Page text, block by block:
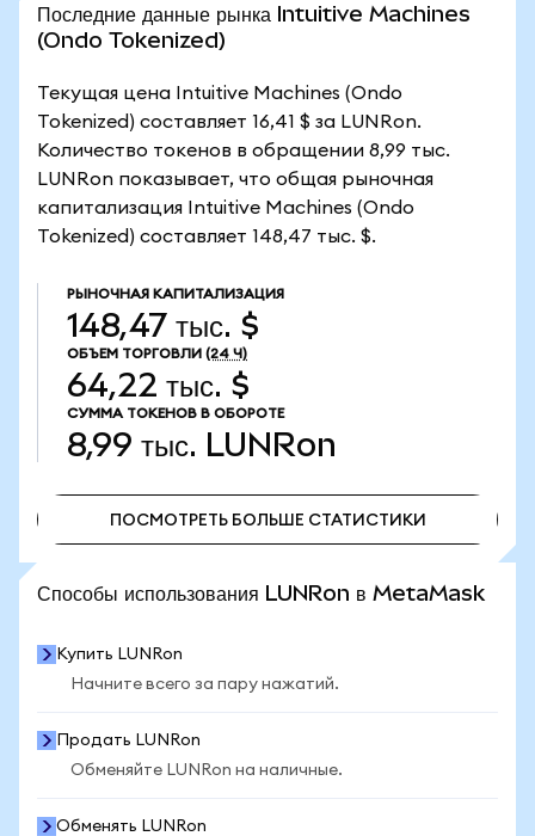
Последние данные рынка Intuitive Machines
(Ondo Tokenized)
Текущая цена Intuitive Machines (Ondo
Tokenized) составляет 16,41 $ за LUNRon.
Количество токенов в обращении 8,99 тыс.
LUNRon показывает, что общая рыночная
капитализация Intuitive Machines (Ondo
Tokenized) составляет 148,47 тыс. $.
РЫНОЧНАЯ КАПИТАЛИЗАЦИЯ
148,47 тыс. $
ОБЪЕМ ТОРГОВЛИ (24 Ч)
64,22 тыс. $
СУММА ТОКЕНОВ В ОБОРОТЕ
8,99 тыс. LUNRon
ПОСМОТРЕТЬ БОЛЬШЕ СТАТИСТИКИ
Способы использования LUNRon в MetaMask
Купить LUNRon
Начните всего за пару нажатий.
Продать LUNRon
Обменяйте LUNRon на наличные.
Обменять LUNRon